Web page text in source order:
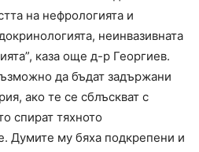
на нефрологията и
неинвазивната
каза още д-р Георгиев.
да бъдат задържани
ако те се сблъскват с
спират тяхното
Думите му бяха подкрепени и